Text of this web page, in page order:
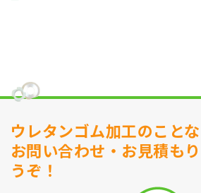
ウレタンゴム加工のこと
お問い合わせ・お見積も
うぞ！